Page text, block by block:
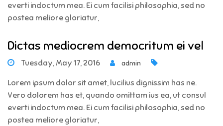
everti indoctum mea. Ei cum facilisi philosophia, sed no
postea meliore gloriatur,
Dictas mediocrem democritum ei vel
Tuesday, May 17, 2016 admin
Lorem ipsum dolor sit amet, lucilius dignissim has ne.
Vero dolorem has et, quando omittam ius ea, ut consul
everti indoctum mea. Ei cum facilisi philosophia, sed no
postea meliore gloriatur,